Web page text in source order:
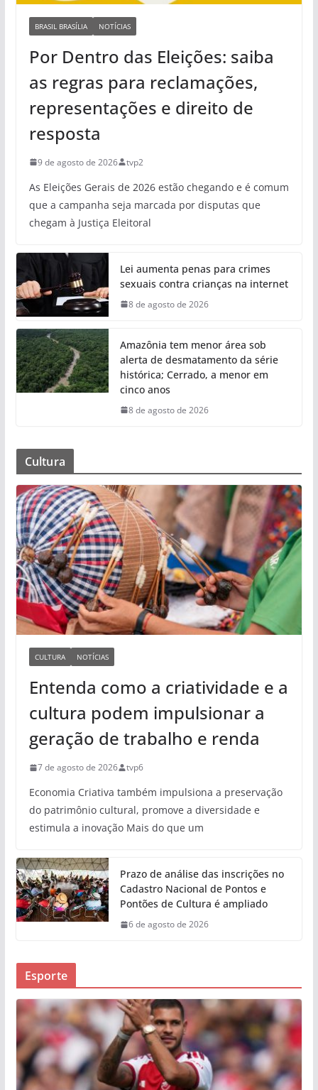
BRASIL BRASÍLIA NOTÍCIAS
Por Dentro das Eleições: saiba
as regras para reclamações,
representações e direito de
resposta
9 de agosto de 2026 tvp2
As Eleições Gerais de 2026 estão chegando e é comum
que a campanha seja marcada por disputas que
chegam à Justiça Eleitoral
Lei aumenta penas para crimes
sexuais contra crianças na internet
8 de agosto de 2026
Amazônia tem menor área sob
alerta de desmatamento da série
histórica; Cerrado, a menor em
cinco anos
8 de agosto de 2026
Cultura
CULTURA NOTÍCIAS
Entenda como a criatividade e a
cultura podem impulsionar a
geração de trabalho e renda
7 de agosto de 2026 tvp6
Economia Criativa também impulsiona a preservação
do patrimônio cultural, promove a diversidade e
estimula a inovação Mais do que um
Prazo de análise das inscrições no
Cadastro Nacional de Pontos e
Pontões de Cultura é ampliado
6 de agosto de 2026
Esporte